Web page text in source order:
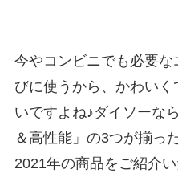
今やコンビニでも必要
びに使うから、かわい
いですよね♪ダイソーな
＆高性能」の3つが揃っ
2021年の商品をご紹介